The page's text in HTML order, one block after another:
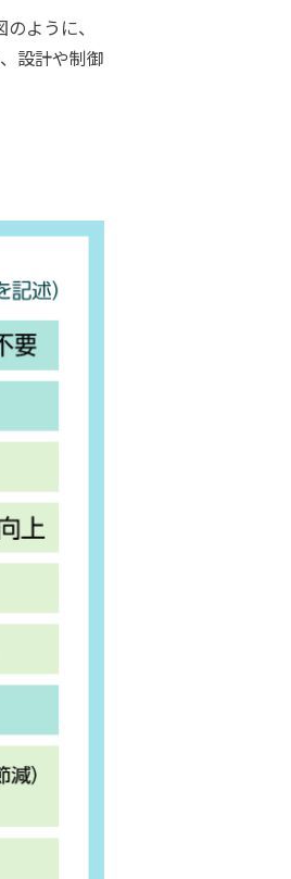
ように、
設計や制御